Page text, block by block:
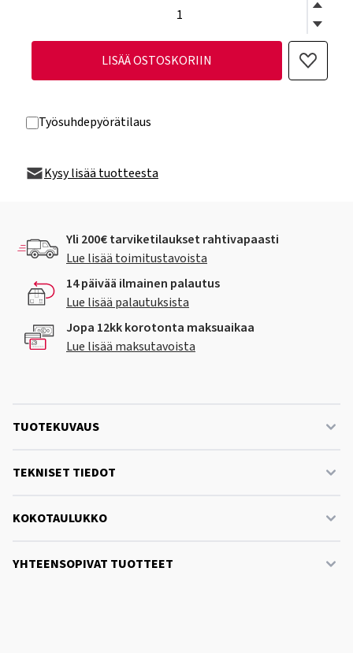
LISÄÄ OSTOSKORIIN
Työsuhdepyörätilaus
Kysy lisää tuotteesta
Yli 200€ tarviketilaukset rahtivapaasti
Lue lisää toimitustavoista
14 päivää ilmainen palautus
Lue lisää palautuksista
Jopa 12kk korotonta maksuaikaa
Lue lisää maksutavoista
TUOTEKUVAUS
TEKNISET TIEDOT
KOKOTAULUKKO
YHTEENSOPIVAT TUOTTEET